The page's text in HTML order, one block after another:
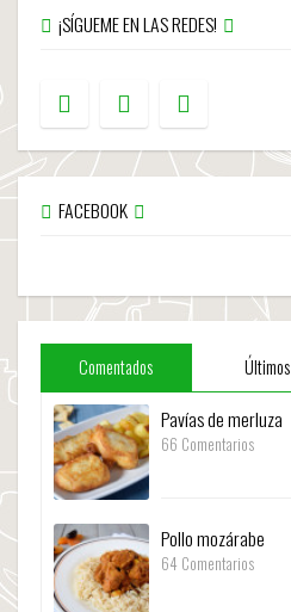
¡SÍGUEME EN LAS REDES!
FACEBOOK
Comentados Últimos
Pavías de merluza
66 Comentarios
Pollo mozárabe
64 Comentarios